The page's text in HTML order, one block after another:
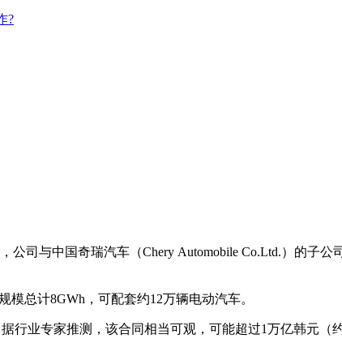
?
公司与中国奇瑞汽车（Chery Automobile Co.Ltd.）的子公
总计8GWh，可配套约12万辆电动汽车。
行业专家推测，该合同相当可观，可能超过1万亿韩元（